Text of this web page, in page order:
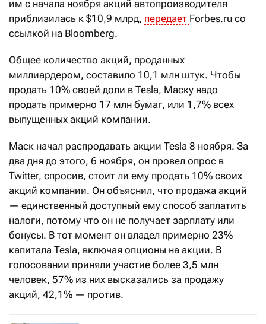
им с начала ноября акций автопроизводителя
приблизилась к $10,9 млрд, передает Forbes.ru со
ссылкой на Bloomberg.
Общее количество акций, проданных
миллиардером, составило 10,1 млн штук. Чтобы
продать 10% своей доли в Tesla, Маску надо
продать примерно 17 млн бумаг, или 1,7% всех
выпущенных акций компании.
Маск начал распродавать акции Tesla 8 ноября. За
два дня до этого, 6 ноября, он провел опрос в
Twitter, спросив, стоит ли ему продать 10% своих
акций компании. Он объяснил, что продажа акций
— единственный доступный ему способ заплатить
налоги, потому что он не получает зарплату или
бонусы. В тот момент он владел примерно 23%
капитала Tesla, включая опционы на акции. В
голосовании приняли участие более 3,5 млн
человек, 57% из них высказались за продажу
акций, 42,1% — против.